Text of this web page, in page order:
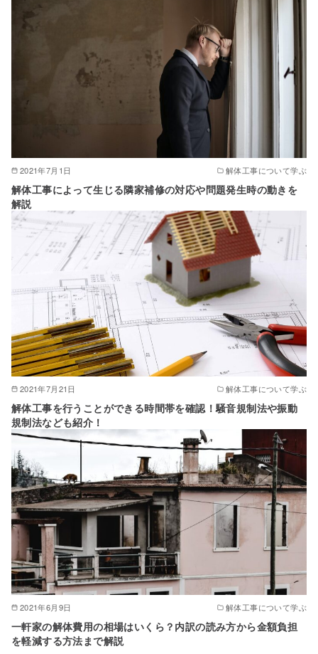
2021年7月1日 解体工事について学ぶ
解体工事によって生じる隣家補修の対応や問題発生時の動きを
解説
2021年7月21日 解体工事について学ぶ
解体工事を行うことができる時間帯を確認！騒音規制法や振動
規制法なども紹介！
2021年6月9日 解体工事について学ぶ
一軒家の解体費用の相場はいくら？内訳の読み方から金額負担
を軽減する方法まで解説